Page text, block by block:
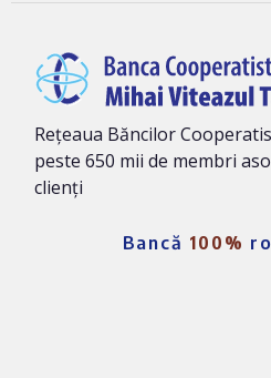
Rețeaua Băncilor
peste 650 mii de membri
clienți
Bancă 100%